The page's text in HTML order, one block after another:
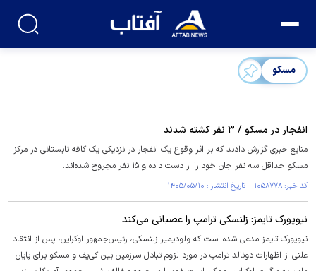
مسکو
انفجار در مسکو / ۳ نفر کشته شدند
منابع خبری گزارش دادند که بر اثر وقوع یک انفجار در نزدیکی یک کافه تابستانی در مرکز
مسکو حداقل سه نفر جان خود را از دست داده و ۱۵ نفر مجروح شده‌اند.
کد خبر: ۱۰۵۸۷۷۸ تاریخ انتشار : ۱۴۰۵/۰۵/۱۰
نیویورک تایمز: زلنسکی ترامپ را عصبانی می‌کند
نیویورک تایمز مدعی شده است که ولودیمیر زلنسکی، رئیس‌جمهور اوکراین، پس از انتقاد
علنی از اظهارات دونالد ترامپ در مورد لزوم تبادل سرزمین بین کی‌یف و مسکو برای پایان